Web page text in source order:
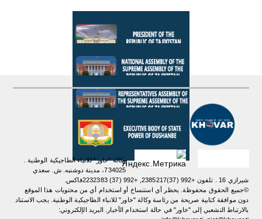
وكالة "خاور" للانباء الطاجيكية الوطنية .
734025، مدينة دوشنبه. ش. سعدي
شيرازي 16 . تلفون +992 (37)2385217, +992 (37) 2232383فاكس.
©جميع الحقوق محفوظة. يحظر أي استنساخ أو استخدام أي من محتويات هذا الموقع
دون موافقة كتابية صريحة من رئاسة وكالة "خاور" للانباء الطاجيكية الوطنية. یجب الاستناد
بالارتباط التشعبي إلى "خاور" في حالة استخدام الأخبار. البريد الإلكتروني: